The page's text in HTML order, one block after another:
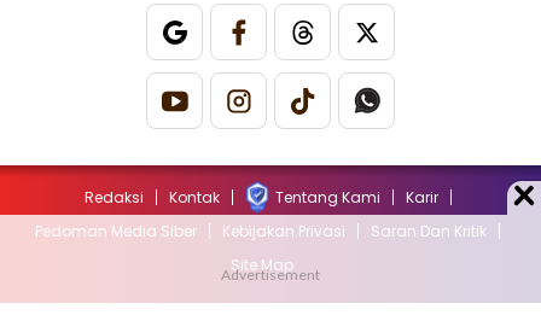
Redaksi Kontak Tentang Kami
Karir
Pedoman Media Siber
Kebijakan Privasi
Saran Dan Kritik
Site Map